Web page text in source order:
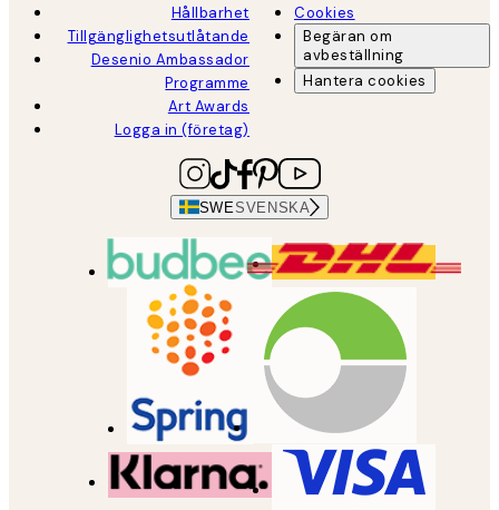
Hållbarhet
Tillgänglighetsutlåtande
Desenio Ambassador
Programme
Art Awards
Logga in (företag)
Cookies
Begäran om
avbeställning
Hantera cookies
SWESVENSKA